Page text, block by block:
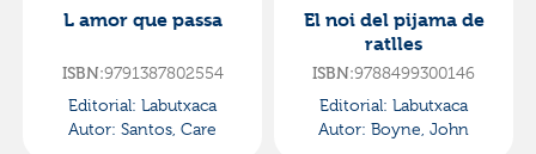
L amor que passa
ISBN:9791387802554
Editorial: Labutxaca
Autor: Santos, Care
El noi del pijama de
ratlles
ISBN:9788499300146
Editorial: Labutxaca
Autor: Boyne, John